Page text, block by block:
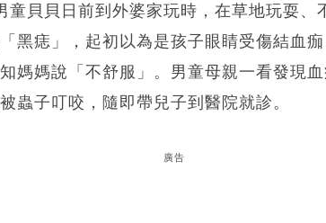
童貝貝日前到外婆家玩時，在草地玩耍、
黑痣」，起初以為是孩子眼睛受傷結血
媽媽說「不舒服」。男童母親一看發現
蟲子叮咬，隨即帶兒子到醫院就診。
廣告